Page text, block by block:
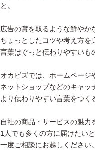
と。
広告の賞を取るような鮮やか
ちょっとしたコツや考え方を
言葉はぐっと伝わりやすいも
オカビズでは、ホームページ
ネットショップなどのキャッ
より伝わりやすい言葉をつく
自社の商品・サービスの魅力
1人でも多くの方に届けたい
一度ご相談にお越しください。